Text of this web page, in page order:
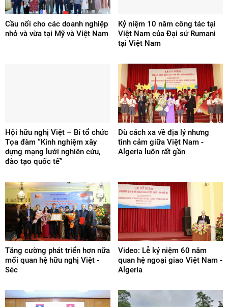
Cầu nối cho các doanh nghiệp
nhỏ và vừa tại Mỹ và Việt Nam
Kỷ niệm 10 năm công tác tại
Việt Nam của Đại sứ Rumani
tại Việt Nam
Hội hữu nghị Việt – Bỉ tổ chức
Tọa đàm “Kinh nghiệm xây
dựng mạng lưới nghiên cứu,
đào tạo quốc tế”
Dù cách xa về địa lý nhưng
tình cảm giữa Việt Nam -
Algeria luôn rất gần
Tăng cường phát triển hơn nữa
mối quan hệ hữu nghị Việt -
Séc
Video: Lễ kỷ niệm 60 năm
quan hệ ngoại giao Việt Nam -
Algeria